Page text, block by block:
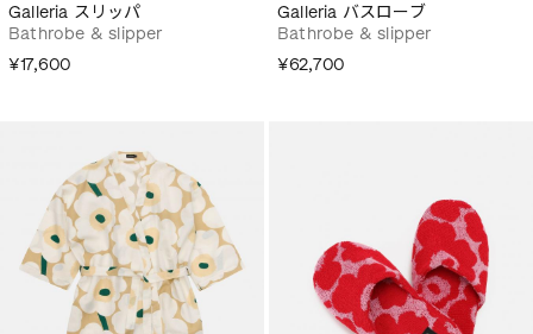
Galleria スリッパ
Bathrobe & slipper
¥17,600
Galleria バスローブ
Bathrobe & slipper
¥62,700